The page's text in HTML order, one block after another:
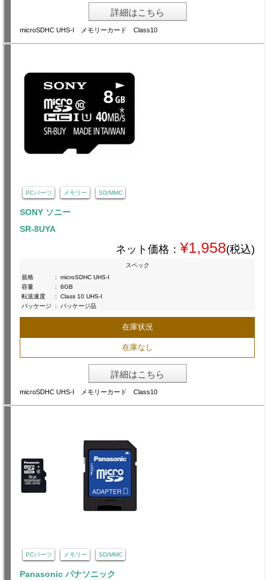
詳細はこちら
microSDHC UHS-I メモリーカード Class10
PCパーツ メモリー SD/MMC
SONY ソニー
SR-8UYA
ネット価格： ¥1,958(税込)
スペック
規格
:
microSDHC UHS-I
容量
:
8GB
転送速度
:
Class 10 UHS-I
パッケージ
: パッケージ品
在庫状況
在庫なし
詳細はこちら
microSDHC UHS-I メモリーカード Class10
PCパーツ メモリー SD/MMC
Panasonic パナソニック